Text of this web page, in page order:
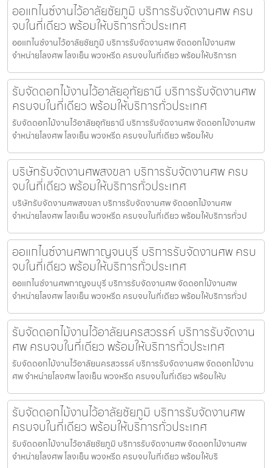
ออแกไนซ์งานไว้อาลัยชัยภูมิ บริการรับจัดงานศพ ครบ
จบในที่เดียว พร้อมให้บริการทั่วประเทศ
ออแกไนซ์งานไว้อาลัยชัยภูมิ บริการรับจัดงานศพ จัดดอกไม้งานศพ
จำหน่ายโลงศพ โลงเย็น พวงหรีด ครบจบในที่เดียว พร้อมให้บริการท
รับจัดดอกไม้งานไว้อาลัยอุทัยธานี บริการรับจัดงานศพ
ครบจบในที่เดียว พร้อมให้บริการทั่วประเทศ
รับจัดดอกไม้งานไว้อาลัยอุทัยธานี บริการรับจัดงานศพ จัดดอกไม้งานศพ
จำหน่ายโลงศพ โลงเย็น พวงหรีด ครบจบในที่เดียว พร้อมให้บ
บริษัทรับจัดงานศพสงขลา บริการรับจัดงานศพ ครบ
จบในที่เดียว พร้อมให้บริการทั่วประเทศ
บริษัทรับจัดงานศพสงขลา บริการรับจัดงานศพ จัดดอกไม้งานศพ
จำหน่ายโลงศพ โลงเย็น พวงหรีด ครบจบในที่เดียว พร้อมให้บริการทั่วป
ออแกไนซ์งานศพกาญจนบุรี บริการรับจัดงานศพ ครบ
จบในที่เดียว พร้อมให้บริการทั่วประเทศ
ออแกไนซ์งานศพกาญจนบุรี บริการรับจัดงานศพ จัดดอกไม้งานศพ
จำหน่ายโลงศพ โลงเย็น พวงหรีด ครบจบในที่เดียว พร้อมให้บริการทั่วป
รับจัดดอกไม้งานไว้อาลัยนครสวรรค์ บริการรับจัดงาน
ศพ ครบจบในที่เดียว พร้อมให้บริการทั่วประเทศ
รับจัดดอกไม้งานไว้อาลัยนครสวรรค์ บริการรับจัดงานศพ จัดดอกไม้งาน
ศพ จำหน่ายโลงศพ โลงเย็น พวงหรีด ครบจบในที่เดียว พร้อมให้บ
รับจัดดอกไม้งานไว้อาลัยชัยภูมิ บริการรับจัดงานศพ
ครบจบในที่เดียว พร้อมให้บริการทั่วประเทศ
รับจัดดอกไม้งานไว้อาลัยชัยภูมิ บริการรับจัดงานศพ จัดดอกไม้งานศพ
จำหน่ายโลงศพ โลงเย็น พวงหรีด ครบจบในที่เดียว พร้อมให้บริ